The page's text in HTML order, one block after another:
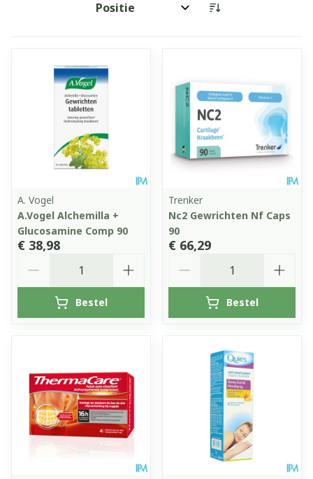
Sorteer op:
A. Vogel
A.Vogel Alchemilla +
Glucosamine Comp 90
€ 38,98
Bestel
Trenker
Nc2 Gewrichten Nf Caps
90
€ 66,29
Bestel